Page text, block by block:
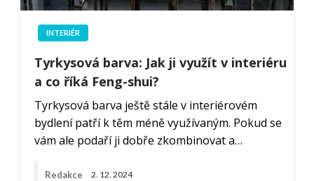
INTERIÉR
Tyrkysová barva: Jak ji využít v interiéru
a co říká Feng-shui?
Tyrkysová barva ještě stále v interiérovém
bydlení patří k těm méně využívaným. Pokud se
vám ale podaří ji dobře zkombinovat a…
Redakce 2. 12. 2024